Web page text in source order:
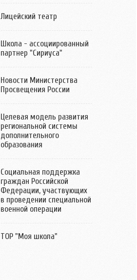
Лицейский театр
Школа - ассоциированный
партнер "Сириуса"
Новости Министерства
Просвещения России
Целевая модель развития
региональной системы
дополнительного
образования
Социальная поддержка
граждан Российской
Федерации, участвующих
в проведении специальной
военной операции
ТОР "Моя школа"